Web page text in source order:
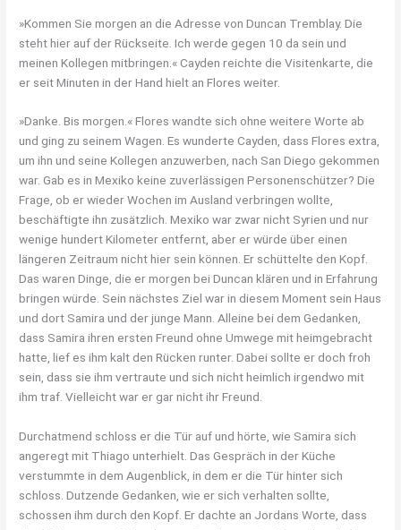
»Kommen Sie morgen an die Adresse von Duncan Tremblay. Die
steht hier auf der Rückseite. Ich werde gegen 10 da sein und
meinen Kollegen mitbringen.« Cayden reichte die Visitenkarte, die
er seit Minuten in der Hand hielt an Flores weiter.
»Danke. Bis morgen.« Flores wandte sich ohne weitere Worte ab
und ging zu seinem Wagen. Es wunderte Cayden, dass Flores extra,
um ihn und seine Kollegen anzuwerben, nach San Diego gekommen
war. Gab es in Mexiko keine zuverlässigen Personenschützer? Die
Frage, ob er wieder Wochen im Ausland verbringen wollte,
beschäftigte ihn zusätzlich. Mexiko war zwar nicht Syrien und nur
wenige hundert Kilometer entfernt, aber er würde über einen
längeren Zeitraum nicht hier sein können. Er schüttelte den Kopf.
Das waren Dinge, die er morgen bei Duncan klären und in Erfahrung
bringen würde. Sein nächstes Ziel war in diesem Moment sein Haus
und dort Samira und der junge Mann. Alleine bei dem Gedanken,
dass Samira ihren ersten Freund ohne Umwege mit heimgebracht
hatte, lief es ihm kalt den Rücken runter. Dabei sollte er doch froh
sein, dass sie ihm vertraute und sich nicht heimlich irgendwo mit
ihm traf. Vielleicht war er gar nicht ihr Freund.
Durchatmend schloss er die Tür auf und hörte, wie Samira sich
angeregt mit Thiago unterhielt. Das Gespräch in der Küche
verstummte in dem Augenblick, in dem er die Tür hinter sich
schloss. Dutzende Gedanken, wie er sich verhalten sollte,
schossen ihm durch den Kopf. Er dachte an Jordans Worte, dass